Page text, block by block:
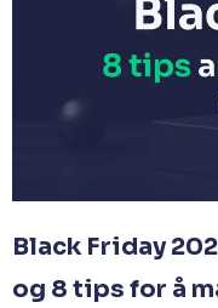
Black Friday
og 8 tips for å